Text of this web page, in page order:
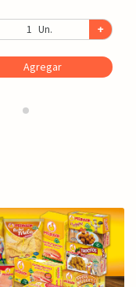
Un. +
Agregar